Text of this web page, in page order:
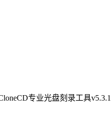
专业光盘刻录工具